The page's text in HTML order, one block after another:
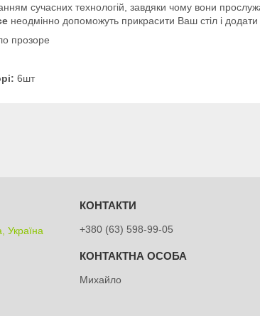
сучасних технологій, завдяки чому вони
неодмінно допоможуть прикрасити Ваш стіл і додати
прозоре
6шт
Україна +380 (63) 598-99-05
Михайло